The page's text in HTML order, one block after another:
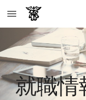
Skip to main content
就職情